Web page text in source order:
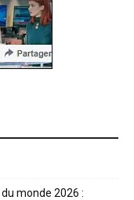
monde 2026 :